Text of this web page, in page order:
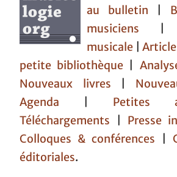
au bulletin
musiciens
musicale |
petite bibliothèque
Nouveaux livres
Agenda
Petites
Téléchargements
Presse
Colloques & conférences
éditoriales.